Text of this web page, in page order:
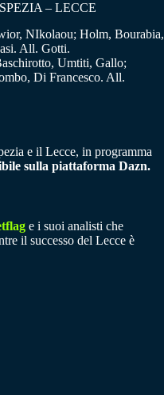
– LECCE
NIkolaou; Holm, Bourabia,
All. Gotti.
Umtiti, Gallo;
Di Francesco. All.
e il Lecce, in programma
sulla piattaforma Dazn.
e i suoi analisti che
il successo del Lecce è